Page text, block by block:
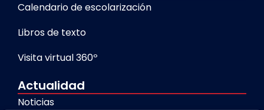
Calendario de escolarización
Libros de texto
Visita virtual 360º
Actualidad
Noticias